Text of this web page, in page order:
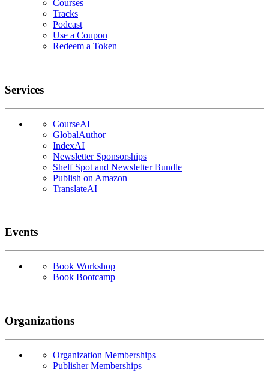
Courses
Tracks
Podcast
Use a Coupon
Redeem a Token
Services
CourseAI
GlobalAuthor
IndexAI
Newsletter Sponsorships
Shelf Spot and Newsletter Bundle
Publish on Amazon
TranslateAI
Events
Book Workshop
Book Bootcamp
Organizations
Organization Memberships
Publisher Memberships